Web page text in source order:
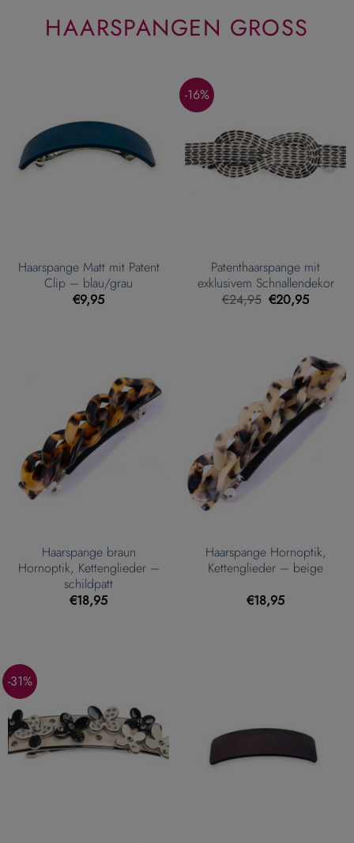
HAARSPANGEN GROSS
Haarspange Matt mit Patent
Clip – blau/grau
€9,95
-16%
Patenthaarspange mit
exklusivem Schnallendekor
€24,95 Ursprünglicher
Preis
€20,95Aktueller
Haarspange braun
Hornoptik, Kettenglieder –
schildpatt
€18,95
Haarspange Hornoptik,
Kettenglieder – beige
€18,95
-31%